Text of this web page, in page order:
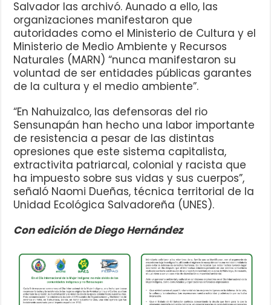
Salvador las archivó. Aunado a ello, las
organizaciones manifestaron que
autoridades como el Ministerio de Cultura y el
Ministerio de Medio Ambiente y Recursos
Naturales (MARN) “nunca manifestaron su
voluntad de ser entidades públicas garantes
de la cultura y el medio ambiente”.
“En Nahuizalco, las defensoras del rio
Sensunapán han hecho una labor importante
de resistencia a pesar de las distintas
opresiones que este sistema capitalista,
extractivita patriarcal, colonial y racista que
ha impuesto sobre sus vidas y sus cuerpos”,
señaló Naomi Dueñas, técnica territorial de la
Unidad Ecológica Salvadoreña (UNES).
Con edición de Diego Hernández